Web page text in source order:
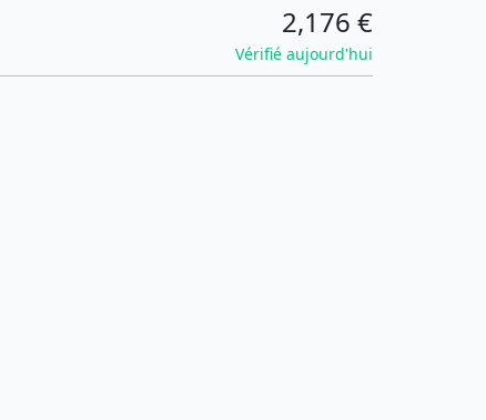
2,176 €
Vérifié aujourd'hui